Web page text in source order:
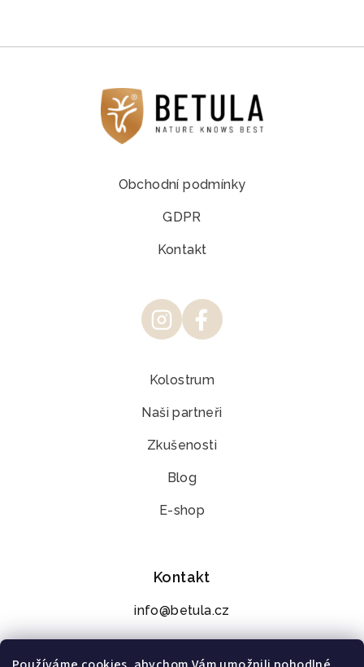
Obchodní podmínky
GDPR
Kontakt
Kolostrum
Naši partneři
Zkušenosti
Blog
E-shop
Kontakt
info@betula.cz
+420 776 273 392